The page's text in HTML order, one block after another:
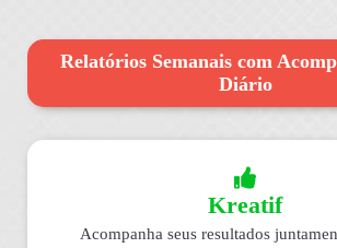
Relatórios Semanais com
Diário
Kreatif
Acompanha seus resultados